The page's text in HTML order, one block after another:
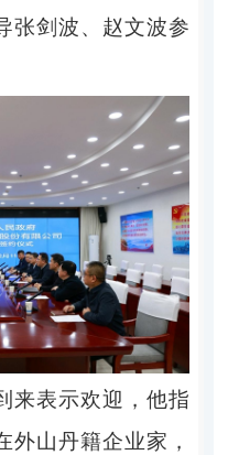
张剑波、赵文波参
来表示欢迎，他指
外山丹籍企业家，